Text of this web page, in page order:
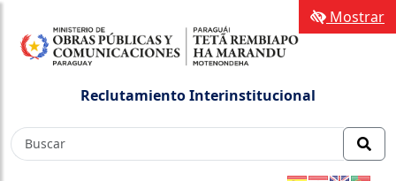
Reclutamiento Interinstitucional
Mostrar